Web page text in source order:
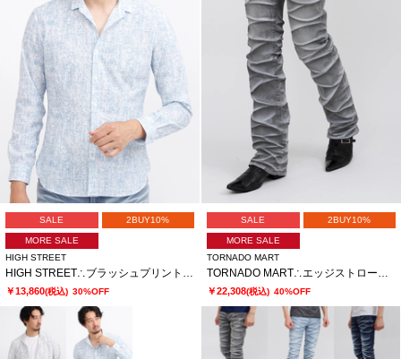
SALE 2BUY10%
MORE SALE
HIGH STREET
HIGH STREET∴ブラッシュプリントサッカーショートウイングシャツ
￥13,860(税込) 30%OFF
SALE 2BUY10%
MORE SALE
TORNADO MART
TORNADO MART∴エッジストロークシューカットデニム
￥22,308(税込) 40%OFF